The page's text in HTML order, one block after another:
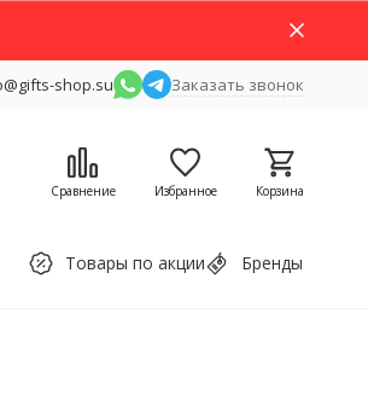
shop.su Заказать звонок
Сравнение Избранное Корзина
Товары по акции Бренды